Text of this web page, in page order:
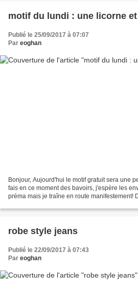
motif du lundi : une licorne
Publié le 25/09/2017 à 07:07
Par eoghan
Bonjour, Aujourd'hui le motif gratuit sera une
fais en ce moment des bavoirs, j'espère les
préma mais je traîne en route manifestement!
robe style jeans
Publié le 22/09/2017 à 07:43
Par eoghan